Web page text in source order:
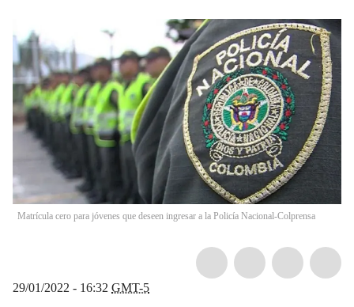
Matrícula cero para jóvenes que deseen ingresar a la Policía Nacional-Colprensa
29/01/2022 - 16:32 GMT-5